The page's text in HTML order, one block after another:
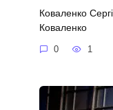
Коваленко
Коваленко
0 1